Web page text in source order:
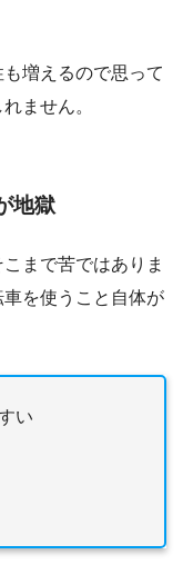
増えるので思って
ません。
地獄
まで苦ではありま
を使うこと自体が
い